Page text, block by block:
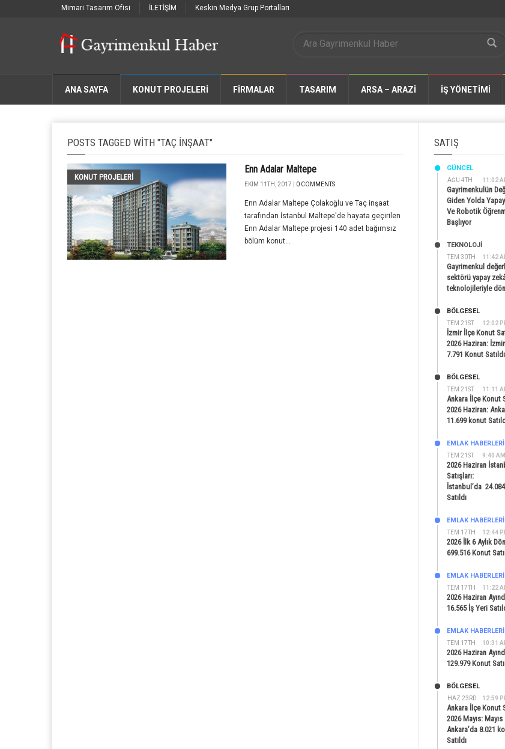
Mimari Tasarım Ofisi İLETİŞİM Keskin Medya Grup Portalları
ANA SAYFA KONUT PROJELERİ FIRMALAR TASARIM ARSA – ARAZİ İŞ YÖNETİMİ
POSTS TAGGED WITH "TAÇ INŞAAT"
KONUT PROJELERI
Enn Adalar Maltepe
EKIM 11TH, 2017 | 0 COMMENTS
Enn Adalar Maltepe Çolakoğlu ve Taç inşaat
tarafından İstanbul Maltepe'de hayata geçirilen
Enn Adalar Maltepe projesi 140 adet bağımsız
bölüm konut...
SATIŞ
AĞU 4TH 11:02
GÜNCEL
Gayrimenkulün
Giden Yolda
Ve Robotik
Başlıyor
TEM 30TH 11:42
TEKNOLOJİ
Gayrimenkul
sektörü yapay
teknolojileriyle
TEM 21ST 12:02
BÖLGESEL
İzmir İlçe Konut
2026 Haziran:
7.791 Konut Satıldı
TEM 21ST 11:11
BÖLGESEL
Ankara İlçe Konut
2026 Haziran:
11.699 konut
TEM 21ST 9:40 AM
EMLAK HABERLERI
2026 Haziran
Satışları:
İstanbul’da
Satıldı
TEM 17TH 12:44
EMLAK HABERLERI
2026 İlk 6 Aylık
699.516 Konut
TEM 17TH 11:22
EMLAK HABERLERI
2026 Haziran
16.565 İş Yeri
TEM 17TH 10:31
EMLAK HABERLERI
2026 Haziran
129.979 Konut
HAZ 23RD 12:59
BÖLGESEL
Ankara İlçe Konut
2026 Mayıs: Mayıs
Ankara’da 8.021
Satıldı